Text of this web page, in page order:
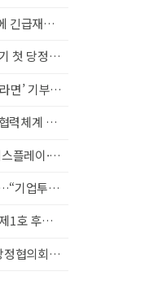
회의 소집
전 협력 다짐
1,442개 후원
강화 나서
정 핵심도시 도약
함께 높인다”
나눔 실천
시’ 실현 맞손